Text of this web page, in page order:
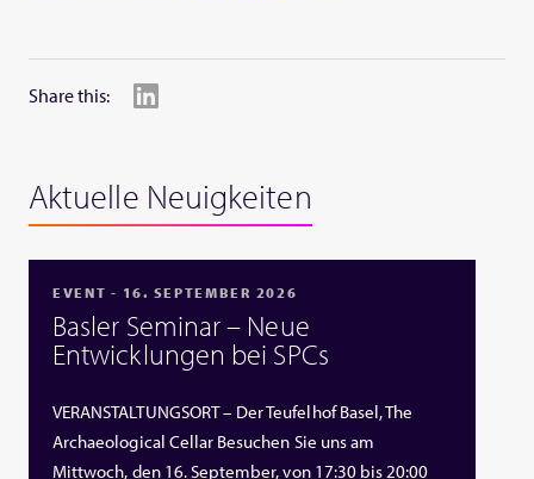
Share this:
Aktuelle Neuigkeiten
EVENT - 16. SEPTEMBER 2026
Basler Seminar – Neue
Entwicklungen bei SPCs
VERANSTALTUNGSORT – Der Teufelhof Basel, The
Archaeological Cellar Besuchen Sie uns am
Mittwoch, den 16. September, von 17:30 bis 20:00